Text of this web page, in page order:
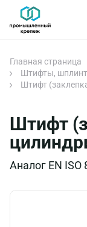
Главная страница
Штифты,
Штифт
Штифт
Аналог EN ISO